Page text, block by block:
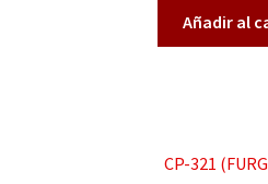
Añadir al
CP-321